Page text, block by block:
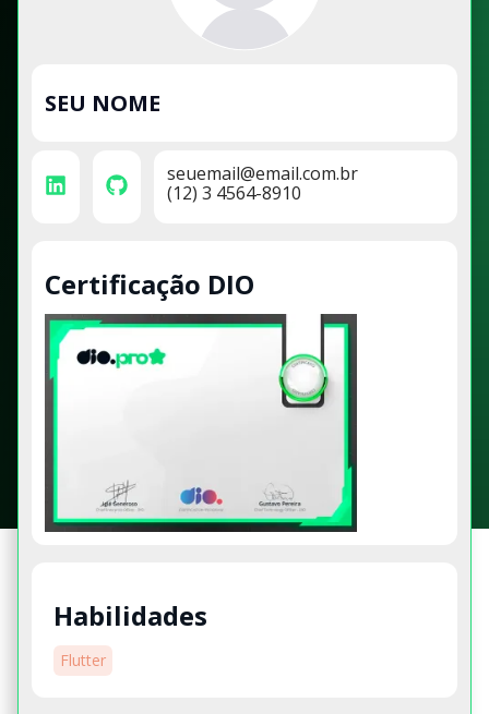
SEU NOME
seuemail@email.com.br
(12) 3 4564-8910
Certificação DIO
Habilidades
Flutter